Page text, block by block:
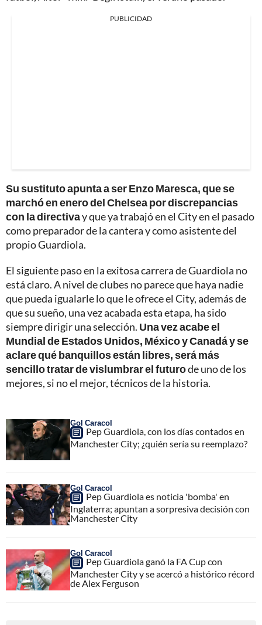
PUBLICIDAD
Su sustituto apunta a ser Enzo Maresca, que se
marchó en enero del Chelsea por discrepancias
con la directivay que ya trabajó en el City en el pasado
como preparador de la cantera y como asistente del
propio Guardiola.
El siguiente paso en la exitosa carrera de Guardiola no
está claro. A nivel de clubes no parece que haya nadie
que pueda igualarle lo que le ofrece el City, además de
que su sueño, una vez acabada esta etapa, ha sido
siempre dirigir una selección. Una vez acabe el
Mundial de Estados Unidos, México y Canadá y se
aclare qué banquillos están libres, será más
sencillo tratar de vislumbrar el futurode uno de los
mejores, si no el mejor, técnicos de la historia.
Gol Caracol
Pep Guardiola, con los días contados en
Manchester City; ¿quién sería su reemplazo?
Gol Caracol
Pep Guardiola es noticia 'bomba' en
Inglaterra; apuntan a sorpresiva decisión con
Manchester City
Gol Caracol
Pep Guardiola ganó la FA Cup con
Manchester City y se acercó a histórico récord
de Alex Ferguson